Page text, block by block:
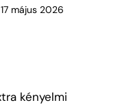
17 május 2026
kényelmi